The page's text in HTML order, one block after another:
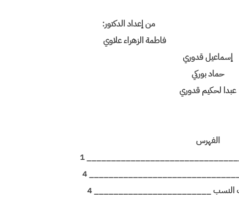
من إعداد الدكتور:
علاوي
إسماعيل قدوري
حماد بوركي
عبدا لحكيم قدوري
الفهرس
1
4
النسب ________________________ 4